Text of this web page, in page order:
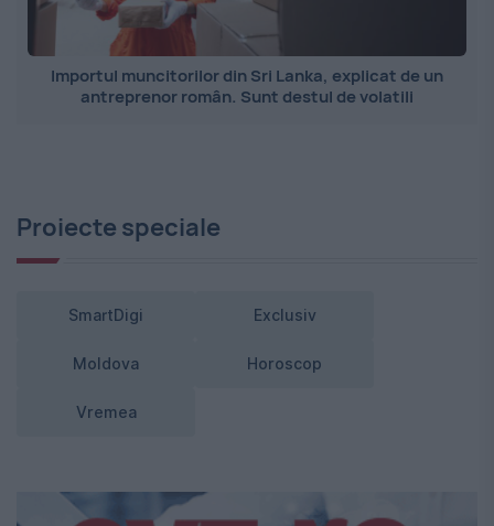
Importul muncitorilor din Sri Lanka, explicat de un
antreprenor român. Sunt destul de volatili
Proiecte speciale
SmartDigi Exclusiv
Moldova Horoscop
Vremea